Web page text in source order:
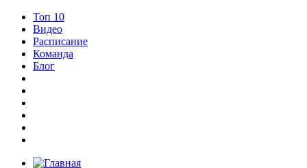
Топ 10
Видео
Расписание
Команда
Блог